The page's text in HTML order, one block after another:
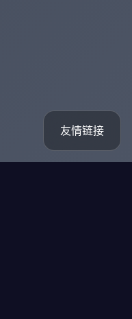
友情链接